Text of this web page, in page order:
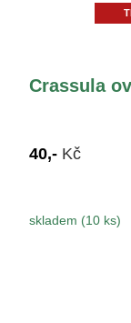
Crassula
40,- Kč
skladem (10 ks)